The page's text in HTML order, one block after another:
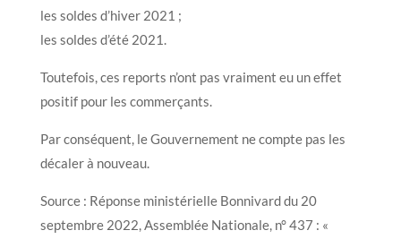
les soldes d’hiver 2021 ;
les soldes d’été 2021.
Toutefois, ces reports n’ont pas vraiment eu un effet
positif pour les commerçants.
Par conséquent, le Gouvernement ne compte pas les
décaler à nouveau.
Source : Réponse ministérielle Bonnivard du 20
septembre 2022, Assemblée Nationale, n° 437 : «